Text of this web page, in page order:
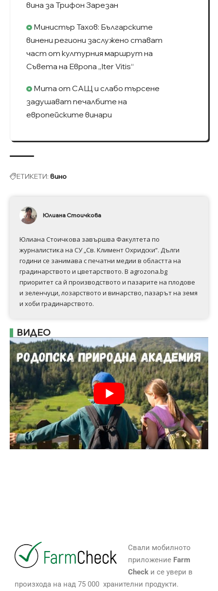
вина за Трифон Зарезан
Министър Тахов: Българските
винени региони заслужено стават
част от културния маршрут на
Съвета на Европа „Iter Vitis“
Мита от САЩ и слабо търсене
задушават печалбите на
европейските винари
ЕТИКЕТИ: вино
Юлиана Стоичкова
Юлиана Стоичкова завършва Факултета по
журналистика на СУ „Св. Климент Охридски“. Дълги
години се занимава с печатни медии в областта на
градинарството и цветарството. В agrozona.bg
приоритет са й производството и пазарите на плодове
и зеленчуци, лозарството и винарство, пазарът на земя
и хоби градинарството.
ВИДЕО
Свали мобилното
приложение Farm
Checkи се увери в
произхода на над 75 000 хранителни продукти.